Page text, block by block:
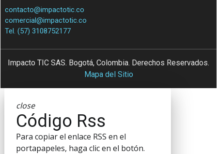
contacto@impactotic.co
comercial@impactotic.co
Tel. (57) 3108752177
Impacto TIC SAS. Bogotá, Colombia. Derechos Reservados.
Mapa del Sitio
close
Código Rss
Para copiar el enlace RSS en el
portapapeles, haga clic en el botón.